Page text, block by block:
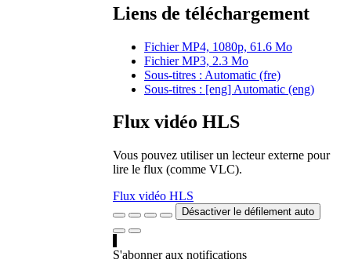
Liens de téléchargement
Fichier MP4, 1080p, 61.6 Mo
Fichier MP3, 2.3 Mo
Sous-titres : Automatic (fre)
Sous-titres : [eng] Automatic (eng)
Flux vidéo HLS
Vous pouvez utiliser un lecteur externe pour
lire le flux (comme VLC).
Flux vidéo HLS
Désactiver le défilement auto
S'abonner aux notifications